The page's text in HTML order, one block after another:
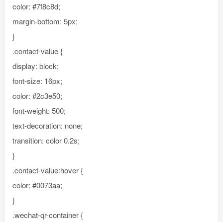
color: #7f8c8d;
margin-bottom: 5px;
}
.contact-value {
display: block;
font-size: 16px;
color: #2c3e50;
font-weight: 500;
text-decoration: none;
transition: color 0.2s;
}
.contact-value:hover {
color: #0073aa;
}
.wechat-qr-container {